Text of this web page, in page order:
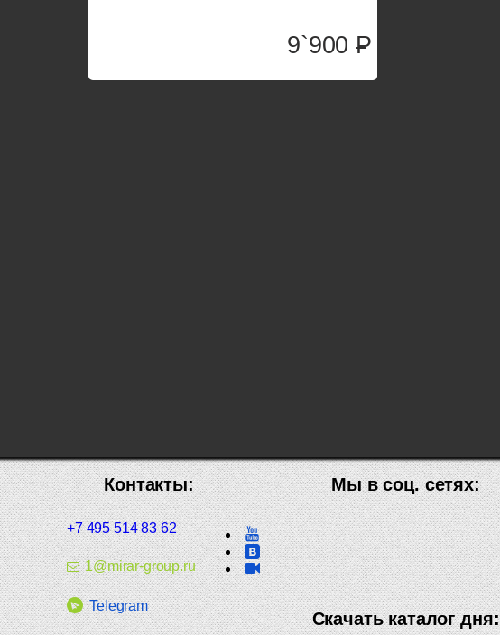
9`900P
Мы в соц. сетях:
Скачать каталог дня:
Контакты:
+7 495 514 83 62
1@mirar-group.ru
Telegram